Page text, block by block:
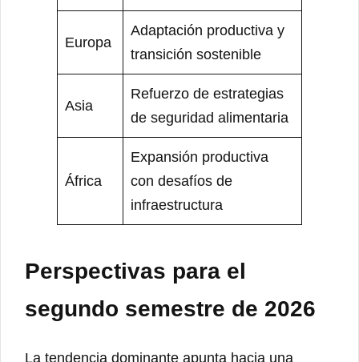
Europa
Adaptación productiva y
transición sostenible
Asia
Refuerzo de estrategias
de seguridad alimentaria
África
Expansión productiva
con desafíos de
infraestructura
Perspectivas para el
segundo semestre de 2026
La tendencia dominante apunta hacia una